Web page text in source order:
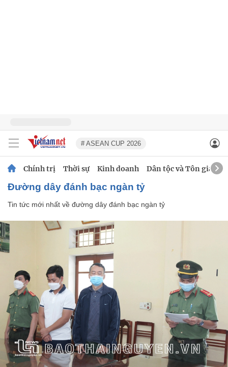
# ASEAN CUP 2026
Chính trị Thời sự Kinh doanh Dân tộc và Tôn giáo
đường dây đánh bạc ngàn tỷ
Tin tức mới nhất về đường dây đánh bạc ngàn tỷ